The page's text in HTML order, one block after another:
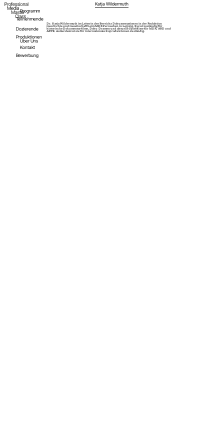
Katja Wildermuth
Programm
Teilnehmende
Dozierende
Produktionen
Über Uns
Kontakt
Bewerbung
Dr. Katja Wildermuth ist Leiterin des Bereichs Dokumentationen in der Redaktion
Geschichte und Gesellschaft beim MDR Fernsehen in Leipzig. Sie ist zuständig für
historische Dokumentarfilme, Doku-Dramen und aktuelle Spielfilme für MDR, ARD und
ARTE. Außerdem ist sie für internationale Koproduktionen zuständig.